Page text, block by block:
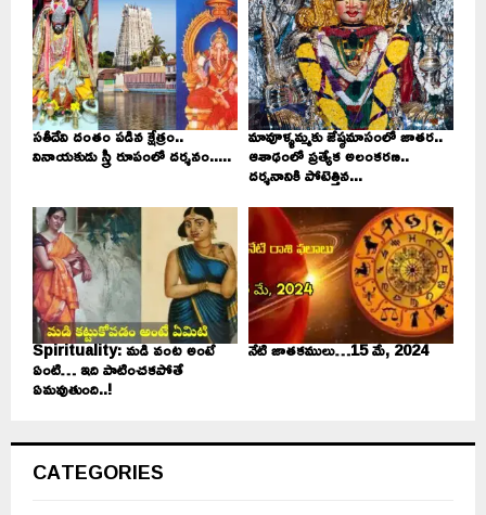
సతీదేవి దంతం పడిన క్షేత్రం..
వినాయకుడు స్త్రీ రూపంలో దర్శనం.....
మావూళ్ళమ్మకు జేష్ఠమాసంలో జాతర..
ఆశాఢంలో ప్రత్యేక అలంకరణ..
దర్శనానికి పోటెత్తిన...
Spirituality: మడి వంట అంటే
ఏంటి… ఇది పాటించకపోతే
ఏమవుతుంది..!
నేటి జాతకములు…15 మే, 2024
CATEGORIES